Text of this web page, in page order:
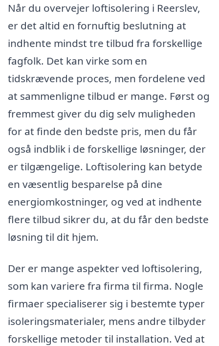
Når du overvejer loftisolering i Reerslev,
er det altid en fornuftig beslutning at
indhente mindst tre tilbud fra forskellige
fagfolk. Det kan virke som en
tidskrævende proces, men fordelene ved
at sammenligne tilbud er mange. Først og
fremmest giver du dig selv muligheden
for at finde den bedste pris, men du får
også indblik i de forskellige løsninger, der
er tilgængelige. Loftisolering kan betyde
en væsentlig besparelse på dine
energiomkostninger, og ved at indhente
flere tilbud sikrer du, at du får den bedste
løsning til dit hjem.
Der er mange aspekter ved loftisolering,
som kan variere fra firma til firma. Nogle
firmaer specialiserer sig i bestemte typer
isoleringsmaterialer, mens andre tilbyder
forskellige metoder til installation. Ved at